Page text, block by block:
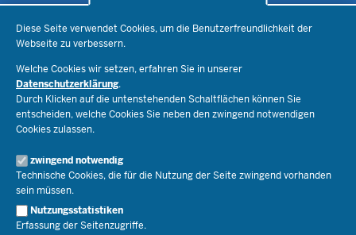
Diese Seite verwendet Cookies, um die Benutzerfreundlichkeit der
Webseite zu verbessern.
Welche Cookies wir setzen, erfahren Sie in unserer
Datenschutzerklärung.
Durch Klicken auf die untenstehenden Schaltflächen können Sie
entscheiden, welche Cookies Sie neben den zwingend notwendigen
Cookies zulassen.
zwingend notwendig
Technische Cookies, die für die Nutzung der Seite zwingend vorhanden
sein müssen.
Nutzungsstatistiken
Erfassung der Seitenzugriffe.
Bildungsthemen
Lehrkräfte
Recht
Schulleben
Ministerium
Ministerin Dorothee Feller
Staatssekretär Dr. Urban Mauer
Open Government
Bibliothek
Veranstaltungen
Geschäftsbereich
Presse
Pressefotos
Social Media
Pressekontakt
Service
Schule(n) suchen
Kontakt
Der Weg zu uns